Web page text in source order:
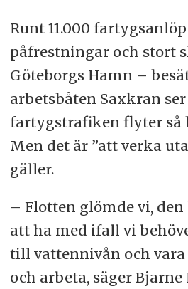
Runt 11.000
påfrestningar och stort
Göteborgs Hamn –
arbetsbåten Saxkran
fartygstrafiken flyter så
Men det är ”att verka
gäller.
– Flotten glömde vi,
att ha med ifall vi
till vattennivån och
och arbeta, säger Bjarne